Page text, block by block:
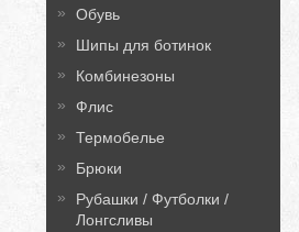
Обувь
Шипы для ботинок
Комбинезоны
Флис
Термобелье
Брюки
Рубашки / Футболки /
Лонгсливы